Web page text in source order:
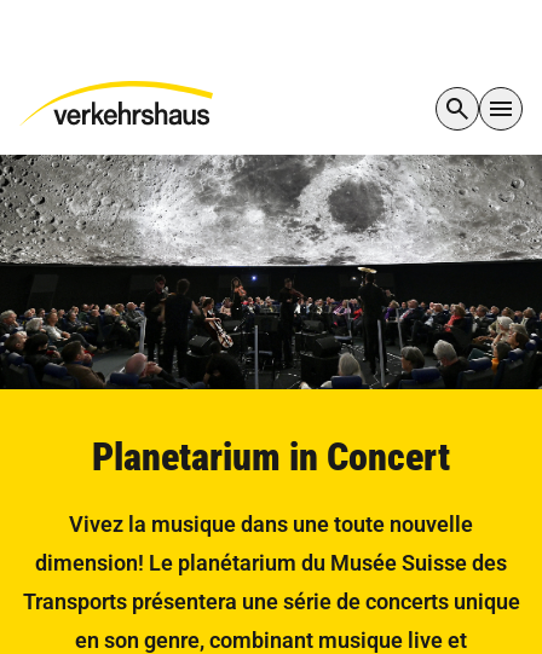
Planetarium in Concert
Vivez la musique dans une toute nouvelle
dimension! Le planétarium du Musée Suisse des
Transports présentera une série de concerts unique
en son genre, combinant musique live et